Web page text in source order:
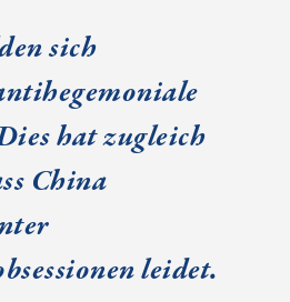
sich
hat zugleich
China
leidet.